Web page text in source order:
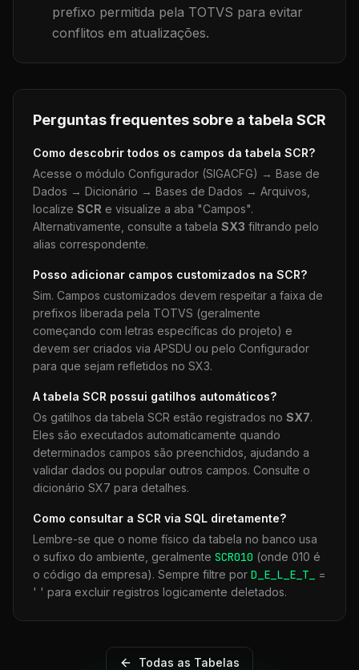
prefixo permitida pela TOTVS para evitar
conflitos em atualizações.
Perguntas frequentes sobre a tabela SCR
Como descobrir todos os campos da tabela SCR?
Acesse o módulo Configurador (SIGACFG) → Base de
Dados → Dicionário → Bases de Dados → Arquivos,
localize SCR e visualize a aba "Campos".
Alternativamente, consulte a tabela SX3 filtrando pelo
alias correspondente.
Posso adicionar campos customizados na SCR?
Sim. Campos customizados devem respeitar a faixa de
prefixos liberada pela TOTVS (geralmente
começando com letras específicas do projeto) e
devem ser criados via APSDU ou pelo Configurador
para que sejam refletidos no SX3.
A tabela SCR possui gatilhos automáticos?
Os gatilhos da tabela SCR estão registrados no SX7.
Eles são executados automaticamente quando
determinados campos são preenchidos, ajudando a
validar dados ou popular outros campos. Consulte o
dicionário SX7 para detalhes.
Como consultar a SCR via SQL diretamente?
Lembre-se que o nome físico da tabela no banco usa
o sufixo do ambiente, geralmente SCR010 (onde 010 é
o código da empresa). Sempre filtre por D_E_L_E_T_
=
' ' para excluir registros logicamente deletados.
Todas as Tabelas